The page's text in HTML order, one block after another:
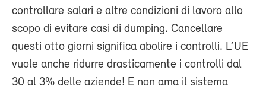
controllare salari e altre condizioni di lavoro allo
scopo di evitare casi di dumping. Cancellare
questi otto giorni significa abolire i controlli. L’UE
vuole anche ridurre drasticamente i controlli dal
30 al 3% delle aziende! E non ama il sistema